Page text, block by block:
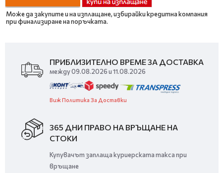
Може да закупите и на изплащане, избирайки кредитна компания
при финализиране на поръчката.
ПРИБЛИЗИТЕЛНО ВРЕМЕ ЗА ДОСТАВКА
между 09.08.2026 и 11.08.2026
Виж Политика За Доставки
365 ДНИ ПРАВО НА ВРЪЩАНЕ НА
СТОКИ
Купувачът заплаща куриерската такса при
връщане